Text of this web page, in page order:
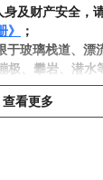
交流从艺情
)
刺绣DIY体
），分享交
束愉快旅程。
及财产安全，
》
；
于玻璃栈道、漂
极、攀岩、潜水
项目之前充分了
况、年龄等情况
病等不适合刺
客参加本产品
查看更多